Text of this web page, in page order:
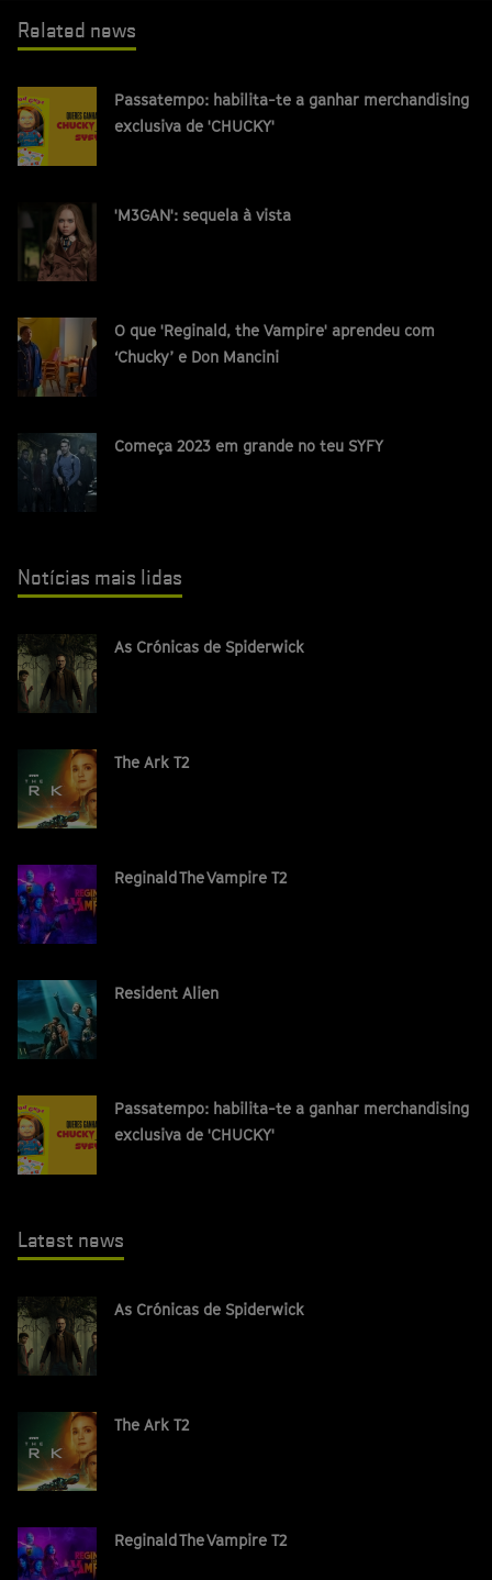
Related news
Passatempo: habilita-te a ganhar merchandising
exclusiva de 'CHUCKY'
'M3GAN': sequela à vista
O que 'Reginald, the Vampire' aprendeu com
‘Chucky’ e Don Mancini
Começa 2023 em grande no teu SYFY
Notícias mais lidas
As Crónicas de Spiderwick
The Ark T2
Reginald The Vampire T2
Resident Alien
Passatempo: habilita-te a ganhar merchandising
exclusiva de 'CHUCKY'
Latest news
As Crónicas de Spiderwick
The Ark T2
Reginald The Vampire T2